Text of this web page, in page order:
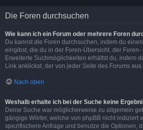
Die Foren durchsuchen
Wie kann ich ein Forum oder mehrere Foren
Du kannst die Foren durchsuchen, indem du
eingibst, die du in der Foren-Übersicht, der
Erweiterte Suchmöglichkeiten erhältst du, indem
Link anklickst, der von jeder Seite des Forums aus
Nach oben
Weshalb erhalte ich bei der Suche keine
Deine Suche war möglicherweise zu allgemein
gängige Wörter, welche von phpBB nicht indiziert
spezifischere Anfrage und benutze die Optionen,